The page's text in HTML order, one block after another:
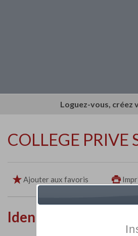
Loguez-vous,
COLLEGE PRIVE
Ajouter aux favoris
Identité de